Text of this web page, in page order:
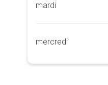
mardi
mercredi